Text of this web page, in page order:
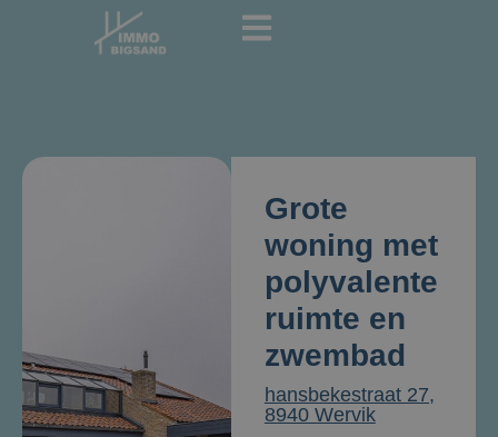
Grote
woning met
polyvalente
ruimte en
zwembad
hansbekestraat 27,
8940 Wervik